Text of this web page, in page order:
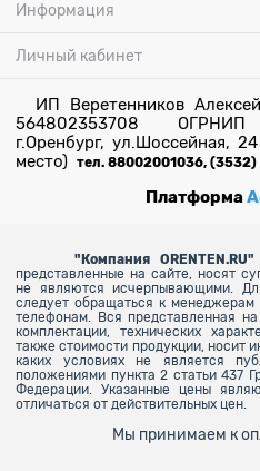
Информация
Личный кабинет
ИП Веретенников
564802353708 ОГРНИП
г.Оренбург, ул.Шоссейная,
место) тел. 88002001036,
Платформа
" Компания
представленные на сайте, носят
не являются исчерпывающими.
следует обращаться к
телефонам. Вся представленная
комплектации, технических
также стоимости продукции, носит
каких условиях не является
положениями пункта 2 статьи 437
Федерации. Указанные цены
отличаться от действительных цен.
Мы принимаем к